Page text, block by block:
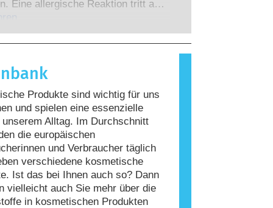
denen die Unternehmen
sind, decken alle
des Hormonsystems.
Eine allergische Reaktion tritt auf,
einer Person auf
Ein Stoff, der eine allergische
wird als Allergen
Kosmetika und
die bei manchen Menschen eine
können. Das bedeutet jedoch
das Produkt für andere Personen
ist.
Produkte sind wichtig für uns
und spielen eine essenzielle
unserem Alltag. Im Durchschnitt
die europäischen
und Verbraucher täglich
verschiedene kosmetische
Ist das bei Ihnen auch so? Dann
vielleicht auch Sie mehr über die
in kosmetischen Produkten